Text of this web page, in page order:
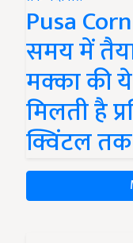
Pusa
समय में
मक्का की
मिलती है
क्विंटल तक